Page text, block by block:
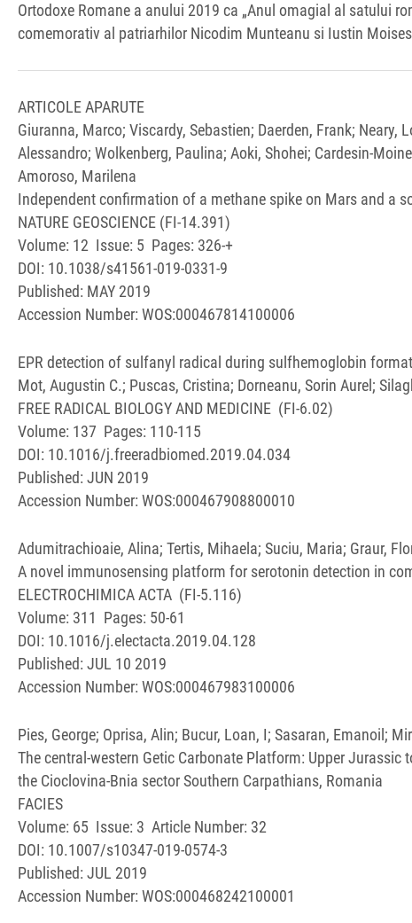
Ortodoxe Romane a anului 2019 ca „Anul omagial al satului
comemorativ al patriarhilor Nicodim Munteanu si Iustin
ARTICOLE APARUTE
Giuranna, Marco; Viscardy, Sebastien; Daerden, Frank; Neary,
Alessandro; Wolkenberg, Paulina; Aoki, Shohei; Cardesin-
Amoroso, Marilena
Independent confirmation of a methane spike on Mars and a
NATURE GEOSCIENCE (FI-14.391)
Volume: 12 Issue: 5 Pages: 326-+
DOI: 10.1038/s41561-019-0331-9
Published: MAY 2019
Accession Number: WOS:000467814100006
EPR detection of sulfanyl radical during sulfhemoglobin
Mot, Augustin C.; Puscas, Cristina; Dorneanu, Sorin Aurel;
FREE RADICAL BIOLOGY AND MEDICINE (FI-6.02)
Volume: 137 Pages: 110-115
DOI: 10.1016/j.freeradbiomed.2019.04.034
Published: JUN 2019
Accession Number: WOS:000467908800010
Adumitrachioaie, Alina; Tertis, Mihaela; Suciu, Maria; Graur,
A novel immunosensing platform for serotonin detection in
ELECTROCHIMICA ACTA (FI-5.116)
Volume: 311 Pages: 50-61
DOI: 10.1016/j.electacta.2019.04.128
Published: JUL 10 2019
Accession Number: WOS:000467983100006
Pies, George; Oprisa, Alin; Bucur, Loan, I; Sasaran, Emanoil;
The central-western Getic Carbonate Platform: Upper
the Cioclovina-Bnia sector Southern Carpathians, Romania
FACIES
Volume: 65 Issue: 3 Article Number: 32
DOI: 10.1007/s10347-019-0574-3
Published: JUL 2019
Accession Number: WOS:000468242100001